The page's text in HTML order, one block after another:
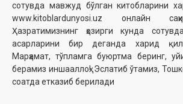
сотувда мавжуд бўлган китобларини
www.kitoblardunyosi.uz онлайн
Ҳазратимизнинг ҳозирги кунда
асарларини бир деганда харид
Марҳамат, тўпламга буюртма беринг,
берамиз иншааллоҳ! Эслатиб ўтамиз,
соатда етказиб берилади